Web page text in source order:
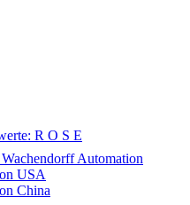
R O S E
Automation
USA
China